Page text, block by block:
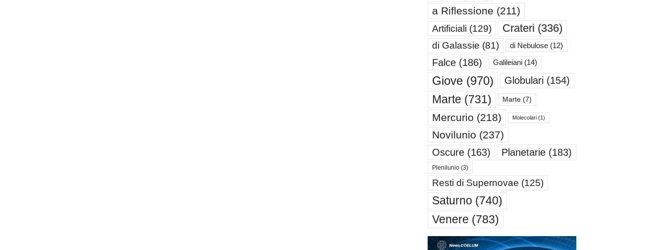
a Riflessione (211)
Artificiali (129) Crateri (336)
di Galassie (81) di Nebulose(12)
Falce(186) Galileiani(14)
Giove(970) Globulari (154)
Marte (731) Marte(7)
Mercurio (218) Molecolari(1)
Novilunio (237)
Oscure(163) Planetarie(183)
Plenilunio(3)
Resti di Supernovae (125)
Saturno (740)
Venere (783)